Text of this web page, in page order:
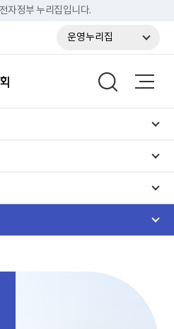
자정부 누리집입니다.
운영누리집